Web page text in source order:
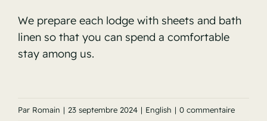
We prepare each lodge with sheets and bath
linen so that you can spend a comfortable
stay among us.
Par Romain | 23 septembre 2024 | English | 0 commentaire